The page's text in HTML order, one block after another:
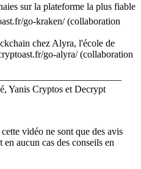
sur la plateforme la plus fiable
go-kraken/⁠⁠⁠⁠⁠⁠⁠⁠⁠⁠⁠⁠⁠⁠⁠⁠⁠⁠ (collaboration
chez Alyra, l'école de
go-alyra/⁠⁠⁠⁠⁠⁠⁠⁠⁠⁠⁠⁠⁠⁠⁠⁠⁠⁠ (collaboration
Yanis Cryptos et Decrypt
vidéo ne sont que des avis
aucun cas des conseils en